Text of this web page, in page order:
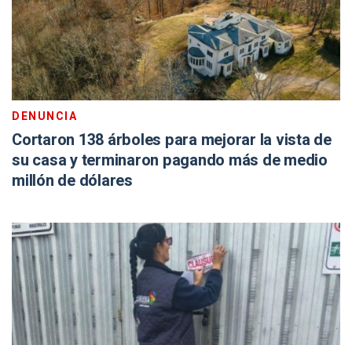
DENUNCIA
Cortaron 138 árboles para mejorar la vista de
su casa y terminaron pagando más de medio
millón de dólares